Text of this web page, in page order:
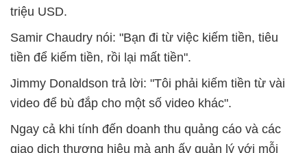
triệu USD.
Samir Chaudry nói: "Bạn đi từ việc kiếm tiền, tiêu
tiền để kiếm tiền, rồi lại mất tiền".
Jimmy Donaldson trả lời: "Tôi phải kiếm tiền từ vài
video để bù đắp cho một số video khác".
Ngay cả khi tính đến doanh thu quảng cáo và các
giao dịch thương hiệu mà anh ấy quản lý với mỗi